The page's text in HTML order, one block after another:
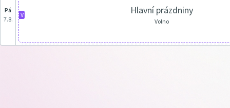
pá
7.8.
V Hlavní prázdniny
Volno